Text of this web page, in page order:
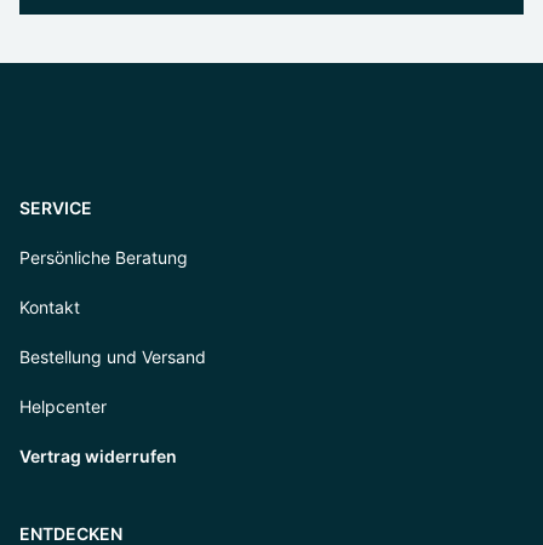
SERVICE
Persönliche Beratung
Kontakt
Bestellung und Versand
Helpcenter
Vertrag widerrufen
ENTDECKEN